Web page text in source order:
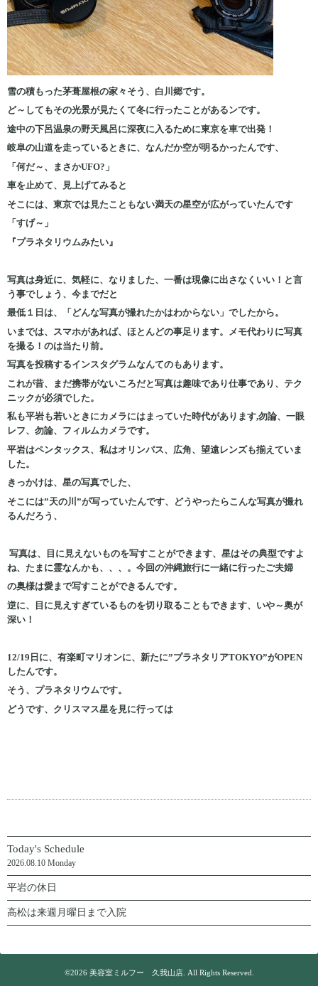
雪の積もった茅葺屋根の家々そう、白川郷です。
ど～してもその光景が見たくて冬に行ったことがあるンです。
途中の下呂温泉の野天風呂に深夜に入るために東京を車で出発！
岐阜の山道を走っているときに、なんだか空が明るかったんです、
「何だ～、まさかUFO?」
車を止めて、見上げてみると
そこには、東京では見たこともない満天の星空が広がっていたんです
「すげ～」
『プラネタリウムみたい』
写真は身近に、気軽に、なりました、一番は現像に出さなくいい！と言
う事でしょう、今までだと
最低１日は、「どんな写真が撮れたかはわからない」でしたから。
いまでは、スマホがあれば、ほとんどの事足ります。メモ代わりに写真
を撮る！のは当たり前。
写真を投稿するインスタグラムなんてのもあります。
これが昔、まだ携帯がないころだと写真は趣味であり仕事であり、テク
ニックが必須でした。
私も平岩も若いときにカメラにはまっていた時代があります,勿論、一眼
レフ、勿論、フィルムカメラです。
平岩はペンタックス、私はオリンパス、広角、望遠レンズも揃えていま
した。
きっかけは、星の写真でした、
そこには”天の川”が写っていたんです、どうやったらこんな写真が撮れ
るんだろう、
写真は、目に見えないものを写すことができます、星はその典型ですよ
ね、たまに霊なんかも、、、。今回の沖縄旅行に一緒に行ったご夫婦
の奥様は愛まで写すことができるんです。
逆に、目に見えすぎているものを切り取ることもできます、いや～奥が
深い！
12/19日に、有楽町マリオンに、新たに”プラネタリアTOKYO”がOPEN
したんです。
そう、プラネタリウムです。
どうです、クリスマス星を見に行っては
Today's Schedule
2026.08.10 Monday
平岩の休日
高松は来週月曜日まで入院
©2026 美容室ミルフー 久我山店. All Rights Reserved.